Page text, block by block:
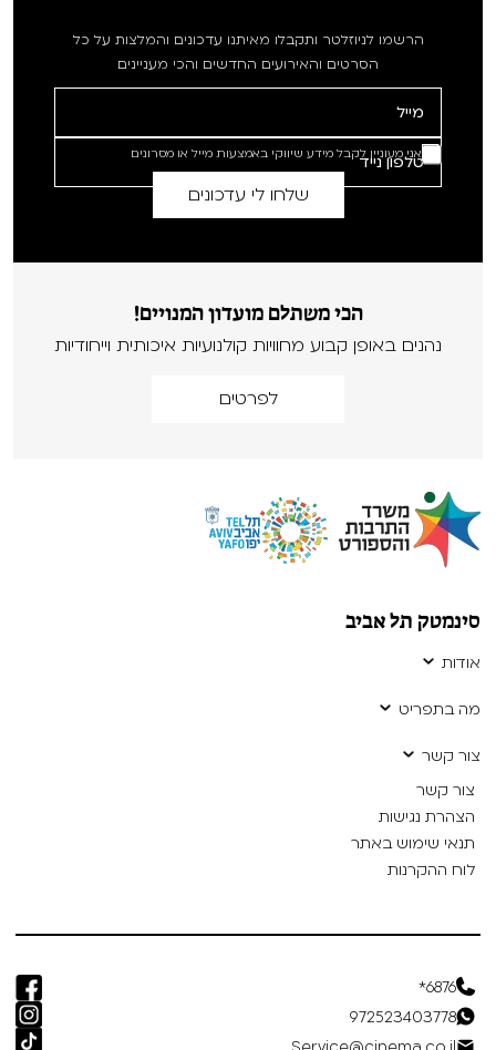
הרשמו לניוזלטר ותקבלו מאיתנו עדכונים והמלצות על כל
הסרטים והאירועים החדשים והכי מעניינים
אני מעוניין לקבל מידע שיווקי באמצעות מייל או מסרונים
הכי משתלם מועדון המנויים!
נהנים באופן קבוע מחוויות קולנועיות איכותית וייחודיות
לפרטים
סינמטק תל אביב
אודות
מה בתפריט
צור קשר
צור קשר
הצהרת נגישות
תנאי שימוש באתר
לוח ההקרנות
6876*
972523403778